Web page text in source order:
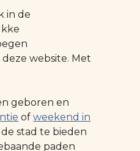
in de
website. Met
geboren en
ofweekend in
stad te bieden
paden